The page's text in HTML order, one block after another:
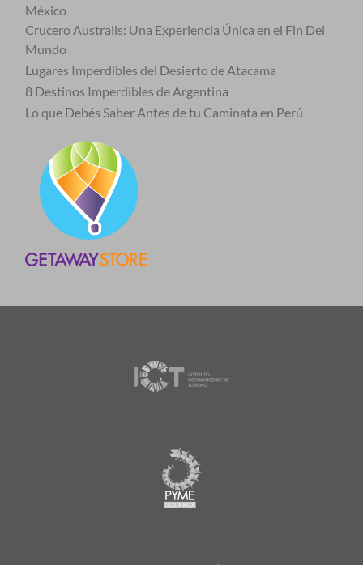
México
Crucero Australis: Una Experiencia Única en el Fin Del
Mundo
Lugares Imperdibles del Desierto de Atacama
8 Destinos Imperdibles de Argentina
Lo que Debés Saber Antes de tu Caminata en Perú